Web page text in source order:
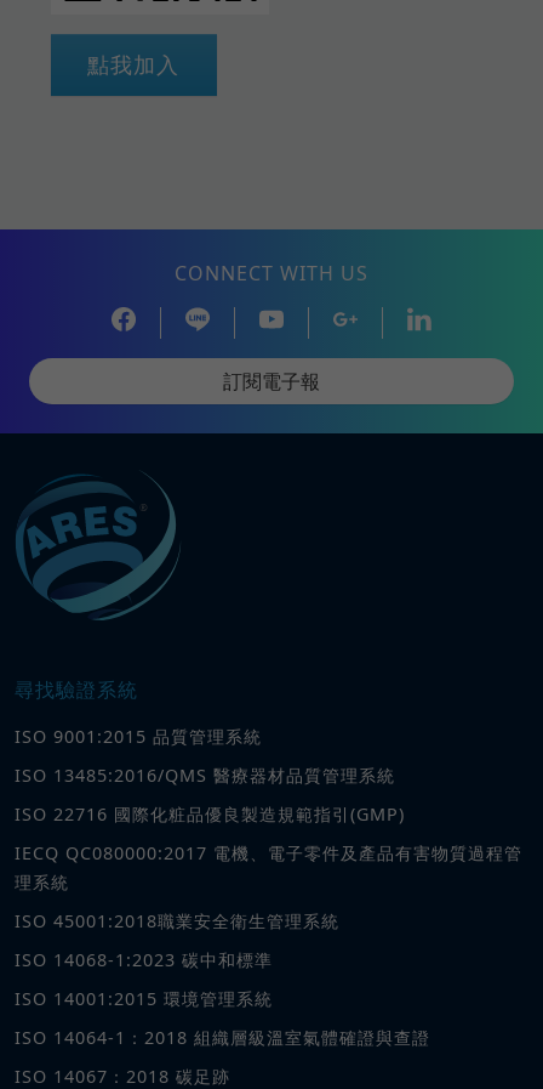
點我加入
CONNECT WITH US
訂閱電子報
尋找驗證系統
ISO 9001:2015 品質管理系統
ISO 13485:2016/QMS 醫療器材品質管理系統
ISO 22716 國際化粧品優良製造規範指引(GMP)
IECQ QC080000:2017 電機、電子零件及產品有害物質過程管
理系統
ISO 45001:2018職業安全衛生管理系統
ISO 14068-1:2023 碳中和標準
ISO 14001:2015 環境管理系統
ISO 14064-1：2018 組織層級溫室氣體確證與查證
ISO 14067：2018 碳足跡